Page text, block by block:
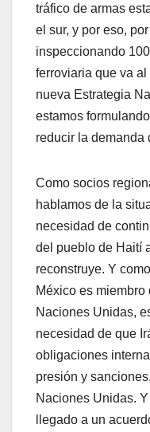
tráfico de armas
el sur, y por eso,
inspeccionando
ferroviaria que va
nueva Estrategia
estamos
reducir la demanda
Como socios
hablamos de la
necesidad de
del pueblo de Haití
reconstruye. Y
México es
Naciones Unidas,
necesidad de que
obligaciones
presión y
Naciones Unidas.
llegado a un